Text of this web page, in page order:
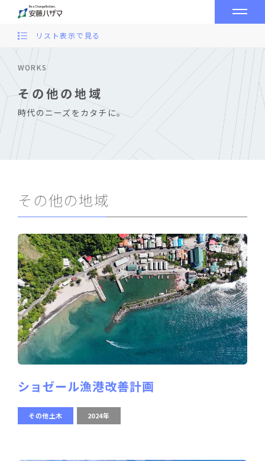
WORKS
その他の地域
時代のニーズをカタチに。
リスト表示で見る
その他の地域
ショゼール漁港改善計画
その他土木 2024年